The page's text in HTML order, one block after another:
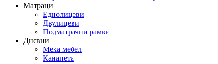
Матраци
Еднолицеви
Двулицеви
Подматрачни рамки
Дневни
Мека мебел
Канапета